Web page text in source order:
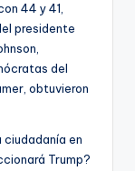
44 y 41,
presidente
del
obtuvieron
ciudadanía en
Trump?